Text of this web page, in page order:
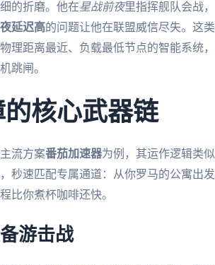
的折磨。他在星战前夜里指挥舰队会战
延迟高的问题让他在联盟威信尽失。这
理距离最近、负载最低节点的智能系统
跳闸。
核心武器链
流方案番茄加速器为例，其运作逻辑类
秒速匹配专属通道：从你罗马的公寓出
比你煮杯咖啡还快。
游击战